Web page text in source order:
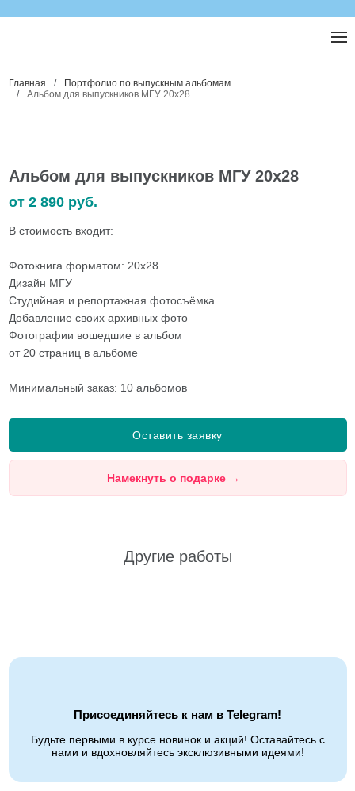
Главная /
Портфолио по выпускным альбомам
/
Альбом для выпускников МГУ 20х28
Альбом для выпускников МГУ 20х28
от 2 890 руб.
В стоимость входит:
Фотокнига форматом: 20x28
Дизайн МГУ
Студийная и репортажная фотосъёмка
Добавление своих архивных фото
Фотографии вошедшие в альбом
от 20 страниц в альбоме
Минимальный заказ: 10 альбомов
Оставить заявку
Намекнуть о подарке →
Другие работы
Присоединяйтесь к нам в Telegram!
Будьте первыми в курсе новинок и акций! Оставайтесь с
нами и вдохновляйтесь эксклюзивными идеями!